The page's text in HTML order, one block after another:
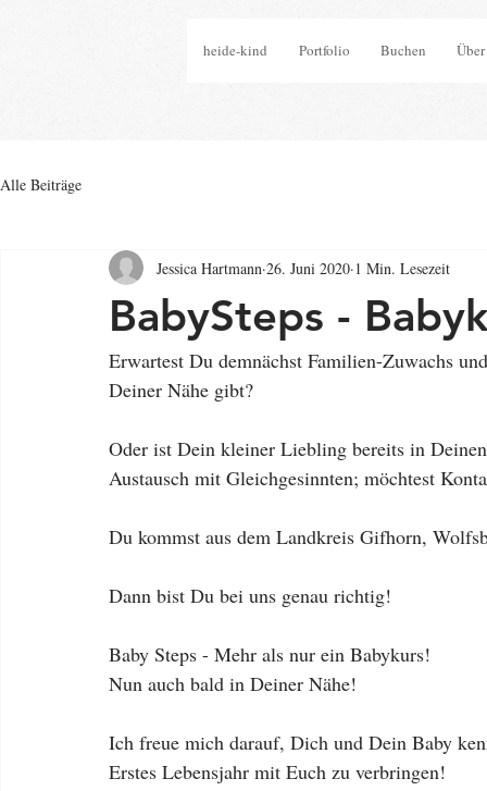
heide-kind Portfolio Buchen
Alle Beiträge
BabySteps -
Jessica Hartmann 26. Juni 2020 1 Min. Lesezeit
Erwartest Du demnächst Familien-Zuwachs
Deiner Nähe gibt?
Oder ist Dein kleiner Liebling bereits in
Austausch mit Gleichgesinnten; möchtest
Du kommst aus dem Landkreis Gifhorn,
Dann bist Du bei uns genau richtig!
Baby Steps - Mehr als nur ein Babykurs!
Nun auch bald in Deiner Nähe!
Ich freue mich darauf, Dich und Dein Baby
Erstes Lebensjahr mit Euch zu verbringen!